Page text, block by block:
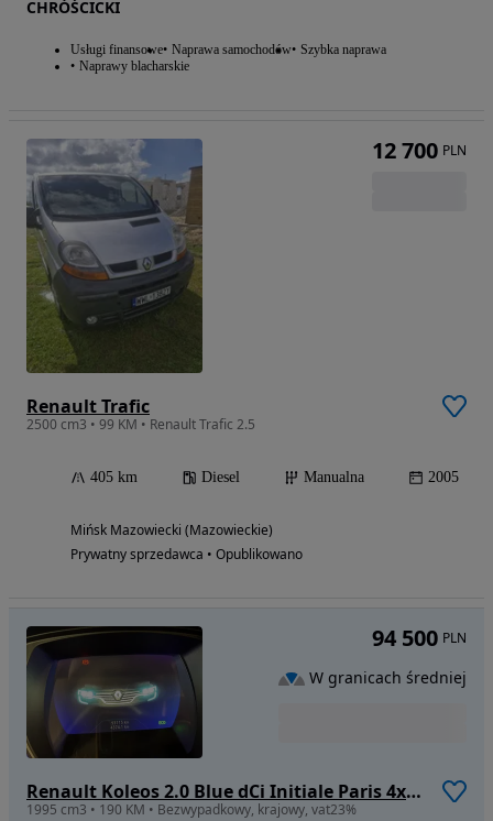
CHRÓŚCICKI
Usługi finansowe Naprawa samochodów Szybka naprawa
Naprawy blacharskie
Renault Trafic
2500 cm3 • 99 KM • Renault Trafic 2.5
405 km Diesel Manualna 2005
Mińsk Mazowiecki (Mazowieckie)
Prywatny sprzedawca • Opublikowano
12 700 PLN
Renault Koleos 2.0 Blue dCi Initiale Paris 4x4 X-Tronic
1995 cm3 • 190 KM • Bezwypadkowy, krajowy, vat23%
94 500 PLN
W granicach średniej